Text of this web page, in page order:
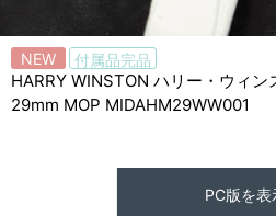
NEW 付属品完品
HARRY WINSTON ハリー・ウィン
29mm MOP MIDAHM29WW001
PC版を表